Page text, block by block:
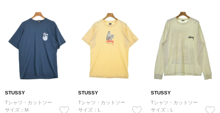
STUSSY
Tシャツ・カットソー
サイズ：M
STUSSY
Tシャツ・カットソー
サイズ：L
STUSSY
Tシャツ・カットソー
サイズ：L